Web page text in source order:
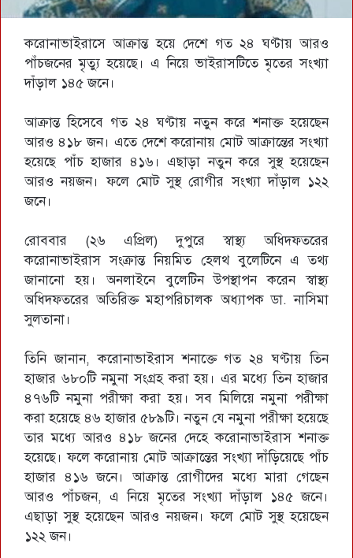
করোনাভাইরাসে আক্রান্ত হয়ে দেশে গত ২৪ ঘণ্টায় আরও
পাঁচজনের মৃত্যু হয়েছে। এ নিয়ে ভাইরাসটিতে মৃতের সংখ্যা
দাঁড়াল ১৪৫ জনে।
আক্রান্ত হিসেবে গত ২৪ ঘণ্টায় নতুন করে শনাক্ত হয়েছেন
আরও ৪১৮ জন। এতে দেশে করোনায় মোট আক্রান্তের সংখ্যা
হয়েছে পাঁচ হাজার ৪১৬। এছাড়া নতুন করে সুস্থ হয়েছেন
আরও নয়জন। ফলে মোট সুস্থ রোগীর সংখ্যা দাঁড়াল ১২২
জনে।
রোববার (২৬ এপ্রিল) দুপুরে স্বাস্থ্য অধিদফতরের
করোনাভাইরাস সংক্রান্ত নিয়মিত হেলথ বুলেটিনে এ তথ্য
জানানো হয়। অনলাইনে বুলেটিন উপস্থাপন করেন স্বাস্থ্য
অধিদফতরের অতিরিক্ত মহাপরিচালক অধ্যাপক ডা. নাসিমা
সুলতানা।
তিনি জানান, করোনাভাইরাস শনাক্তে গত ২৪ ঘণ্টায় তিন
হাজার ৬৮০টি নমুনা সংগ্রহ করা হয়। এর মধ্যে তিন হাজার
৪৭৬টি নমুনা পরীক্ষা করা হয়। সব মিলিয়ে নমুনা পরীক্ষা
করা হয়েছে ৪৬ হাজার ৫৮৯টি। নতুন যে নমুনা পরীক্ষা হয়েছে
তার মধ্যে আরও ৪১৮ জনের দেহে করোনাভাইরাস শনাক্ত
হয়েছে। ফলে করোনায় মোট আক্রান্তের সংখ্যা দাঁড়িয়েছে পাঁচ
হাজার ৪১৬ জনে। আক্রান্ত রোগীদের মধ্যে মারা গেছেন
আরও পাঁচজন, এ নিয়ে মৃতের সংখ্যা দাঁড়াল ১৪৫ জনে।
এছাড়া সুস্থ হয়েছেন আরও নয়জন। ফলে মোট সুস্থ হয়েছেন
১২২ জন।